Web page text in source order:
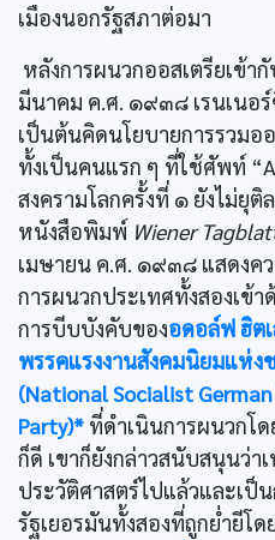
เมืองนอกรัฐสภาต่อมา
หลังการผนวกออสเตรียเข้า
มีนาคม ค.ศ. ๑๙๓๘ เรนเนอ
เป็นต้นคิดนโยบายการรวมอ
ทั้งเป็นคนแรก ๆ ที่ใช้ศัพท์
สงครามโลกครั้งที่ ๑ ยังไม่ยุ
หนังสือพิมพ์ Wiener
เมษายน ค.ศ. ๑๙๓๘ แสดงค
การผนวกประเทศทั้งสองเข้
การบีบบังคับของอดอล์ฟ ฮิต
พรรคแรงงานสังคมนิยมแห่ง
(National Socialist
Party)* ที่ดำเนินการผนวกโด
ก็ดี เขาก็ยังกล่าวสนับสนุนว่า
ประวัติศาสตร์ไปแล้วและเป็
รัฐเยอรมันทั้งสองที่ถูกยํ่ายีโ